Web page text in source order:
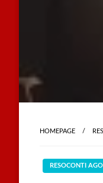
HOMEPAGE
RESOCONTI